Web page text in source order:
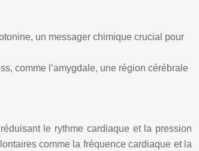
un messager chimique crucial pour
comme l’amygdale, une région cérébrale
le rythme cardiaque et la pression
comme la fréquence cardiaque et la